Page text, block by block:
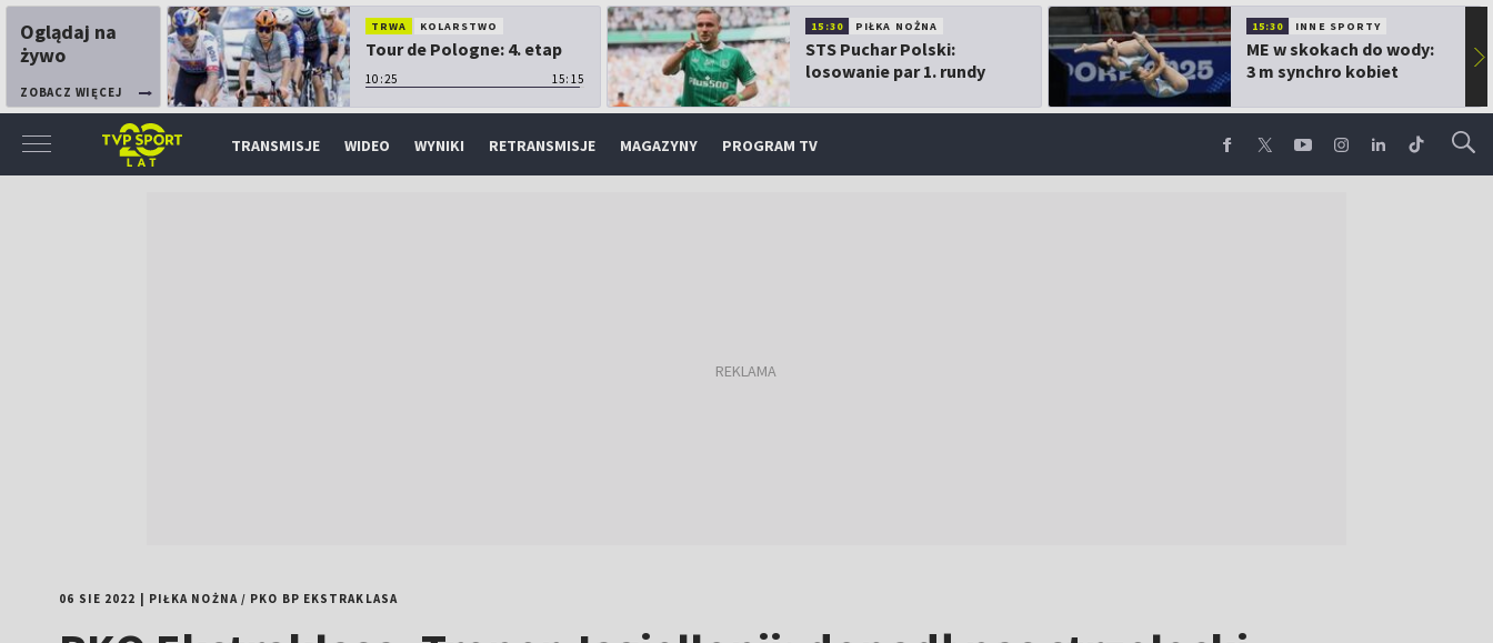
Oglądaj na
żywo
ZOBACZ WIĘCEJ
TRWA KOLARSTWO
Tour de Pologne: 4. etap
10:25 15:15
15:30 PIŁKA NOŻNA
STS Puchar Polski:
losowanie par 1. rundy
15:30 INNE SPORTY
ME w skokach do wody:
3 m synchro kobiet
▶
TRANSMISJE WIDEO WYNIKI RETRANSMISJE MAGAZYNY PROGRAM TV
06 SIE 2022 PIŁKA NOŻNA/ PKO BP EKSTRAKLASA